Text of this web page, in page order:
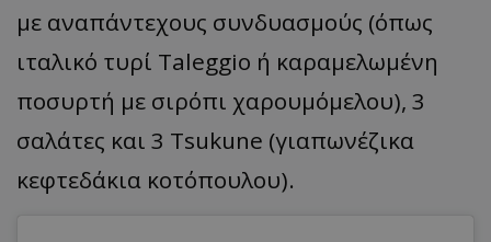
με αναπάντεχους συνδυασμούς (όπως
ιταλικό τυρί Taleggio ή καραμελωμένη
ποσυρτή με σιρόπι χαρουμόμελου), 3
σαλάτες και 3 Tsukune (γιαπωνέζικα
κεφτεδάκια κοτόπουλου).